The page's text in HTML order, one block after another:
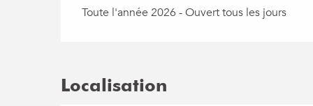
Toute l'année 2026 - Ouvert tous les jours
Localisation